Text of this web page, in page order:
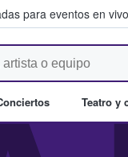
para eventos en
y venta de
Teatro y